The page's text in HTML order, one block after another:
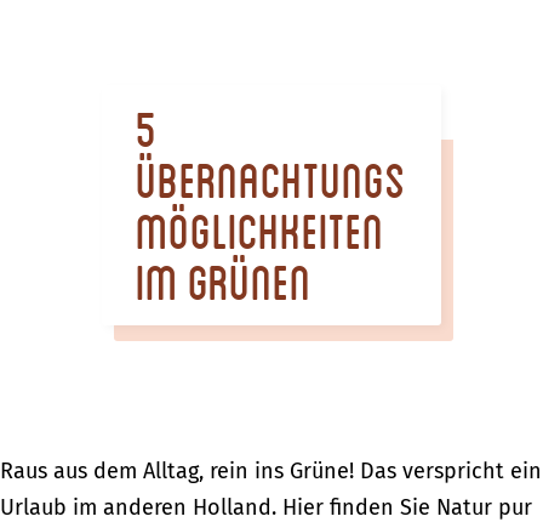
g
e
5
Übernachtungs
möglichkeiten
im Grünen
Raus aus dem Alltag, rein ins Grüne! Das verspricht ein
Urlaub im anderen Holland. Hier finden Sie Natur pur